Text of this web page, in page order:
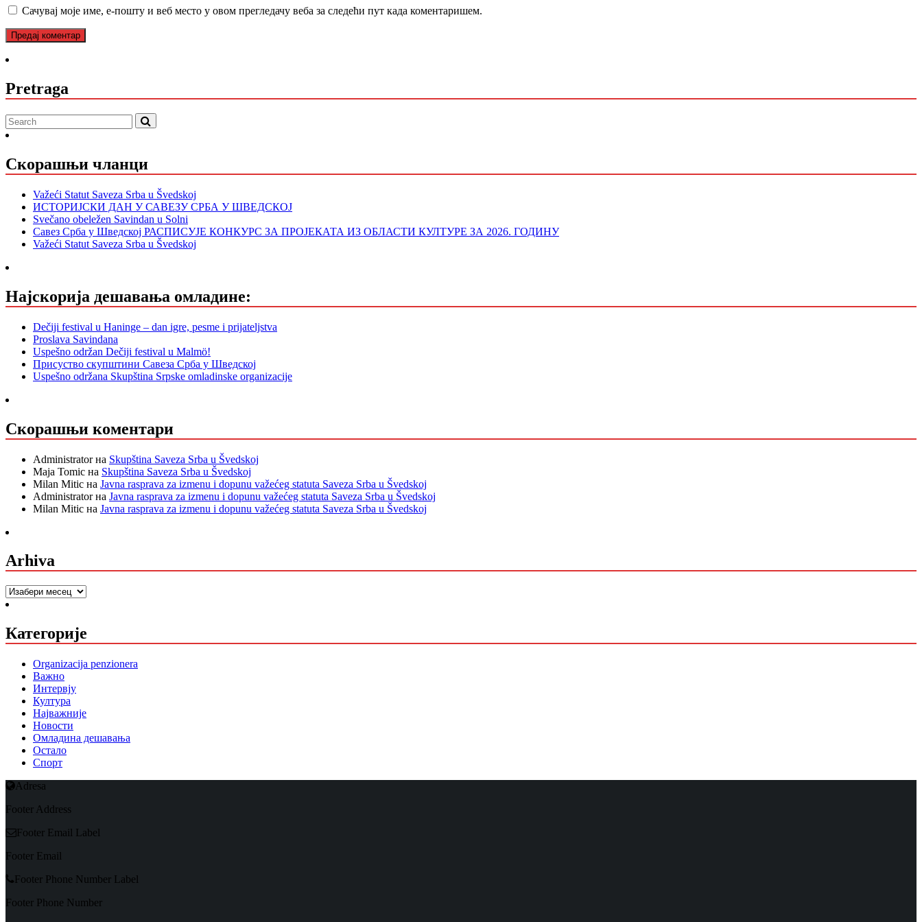
Сачувај моје име, е-пошту и веб место у овом прегледачу веба за следећи пут када коментаришем.
Pretraga
Скорашњи чланци
Važeći Statut Saveza Srba u Švedskoj
ИСТОРИЈСКИ ДАН У САВЕЗУ СРБА У ШВЕДСКОЈ
Svečano obeležen Savindan u Solni
Савез Срба у Шведској РАСПИСУЈЕ КОНКУРС ЗА ПРОЈЕКАТА ИЗ ОБЛАСТИ КУЛТУРЕ ЗА 2026. ГОДИНУ
Važeći Statut Saveza Srba u Švedskoj
Најскорија дешавања омладине:
Dečiji festival u Haninge – dan igre, pesme i prijateljstva
Proslava Savindana
Uspešno održan Dečiji festival u Malmö!
Присуство скупштини Савеза Срба у Шведској
Uspešno održana Skupština Srpske omladinske organizacije
Скорашњи коментари
Administratorна Skupština Saveza Srba u Švedskoj
Maja Tomic на Skupština Saveza Srba u Švedskoj
Milan Mitic на Javna rasprava za izmenu i dopunu važećeg statuta Saveza Srba u Švedskoj
Administratorна Javna rasprava za izmenu i dopunu važećeg statuta Saveza Srba u Švedskoj
Milan Mitic на Javna rasprava za izmenu i dopunu važećeg statuta Saveza Srba u Švedskoj
Arhiva
Arhiva
Категорије
Organizacija penzionera
Важно
Интервју
Култура
Најважније
Новости
Омладина дешавања
Остало
Спорт
Adresa
Footer Address
Footer Email Label
Footer Email
Footer Phone Number Label
Footer Phone Number